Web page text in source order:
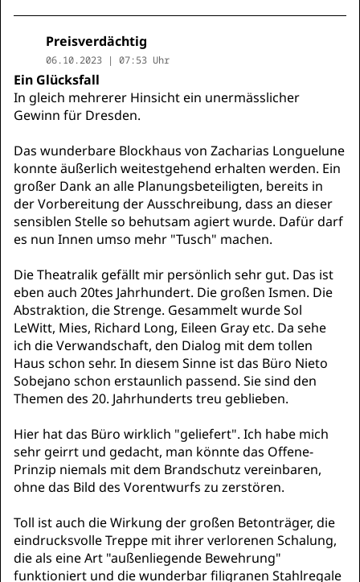
Preisverdächtig
06.10.2023 | 07:53 Uhr
Ein Glücksfall
In gleich mehrerer Hinsicht ein unermässlicher
Gewinn für Dresden.
Das wunderbare Blockhaus von Zacharias Longuelune
konnte äußerlich weitestgehend erhalten werden. Ein
großer Dank an alle Planungsbeteiligten, bereits in
der Vorbereitung der Ausschreibung, dass an dieser
sensiblen Stelle so behutsam agiert wurde. Dafür darf
es nun Innen umso mehr "Tusch" machen.
Die Theatralik gefällt mir persönlich sehr gut. Das ist
eben auch 20tes Jahrhundert. Die großen Ismen. Die
Abstraktion, die Strenge. Gesammelt wurde Sol
LeWitt, Mies, Richard Long, Eileen Gray etc. Da sehe
ich die Verwandschaft, den Dialog mit dem tollen
Haus schon sehr. In diesem Sinne ist das Büro Nieto
Sobejano schon erstaunlich passend. Sie sind den
Themen des 20. Jahrhunderts treu geblieben.
Hier hat das Büro wirklich "geliefert". Ich habe mich
sehr geirrt und gedacht, man könnte das Offene-
Prinzip niemals mit dem Brandschutz vereinbaren,
ohne das Bild des Vorentwurfs zu zerstören.
Toll ist auch die Wirkung der großen Betonträger, die
eindrucksvolle Treppe mit ihrer verlorenen Schalung,
die als eine Art "außenliegende Bewehrung"
funktioniert und die wunderbar filigranen Stahlregale